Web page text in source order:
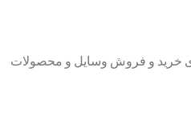
خرید و فروش وسایل و محصولات